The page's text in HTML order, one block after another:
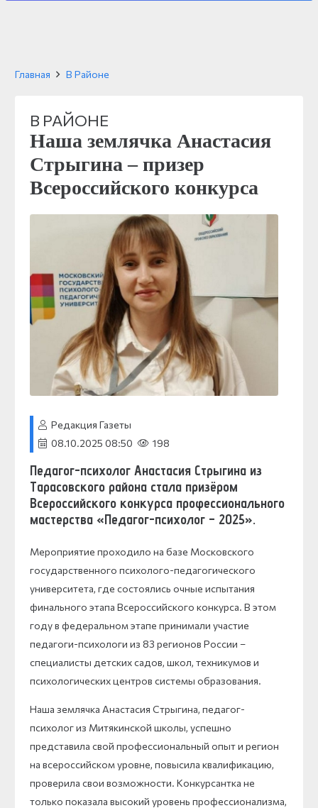
Главная В Районе
В РАЙОНЕ
Наша землячка Анастасия
Стрыгина – призер
Всероссийского конкурса
Редакция Газеты
08.10.2025 08:50
198
Педагог-психолог Анастасия Стрыгина из
Тарасовского района стала призёром
Всероссийского конкурса профессионального
мастерства «Педагог-психолог – 2025».
Мероприятие проходило на базе Московского
государственного психолого-педагогического
университета, где состоялись очные испытания
финального этапа Всероссийского конкурса. В этом
году в федеральном этапе принимали участие
педагоги-психологи из 83 регионов России –
специалисты детских садов, школ, техникумов и
психологических центров системы образования.
Наша землячка Анастасия Стрыгина, педагог-
психолог из Митякинской школы, успешно
представила свой профессиональный опыт и регион
на всероссийском уровне, повысила квалификацию,
проверила свои возможности. Конкурсантка не
только показала высокий уровень профессионализма,